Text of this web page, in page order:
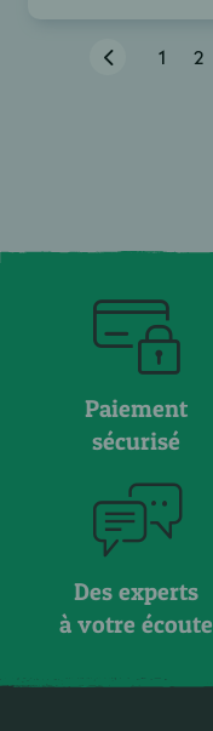
1 2
Paiement
sécurisé
Des experts
à votre écoute